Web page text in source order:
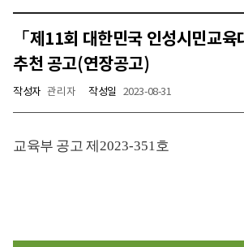
「제11회 대한민국 인성시민교
추천 공고(연장공고)
작성자 관리자 작성일 2023-08-31
교육부 공고 제 2023-351 호